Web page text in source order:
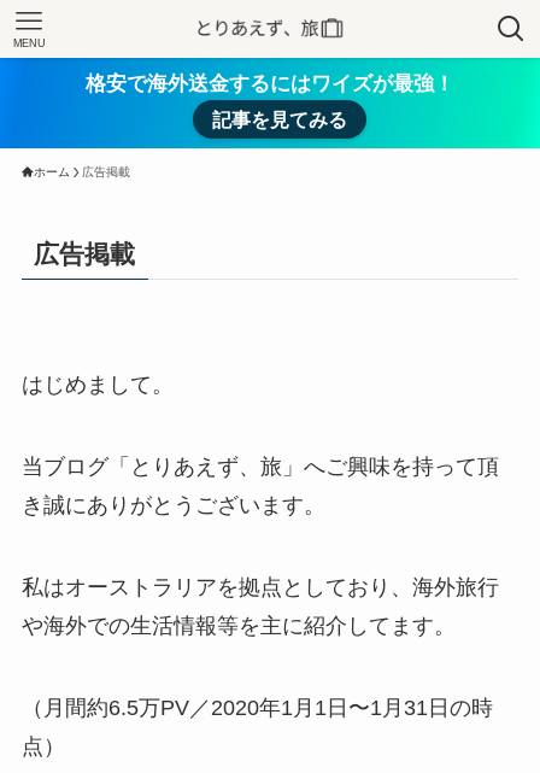
MENU
格安で海外送金するにはワイズが最強！
記事を見てみる
ホーム 広告掲載
広告掲載
はじめまして。
当ブログ「とりあえず、旅」へご興味を持って頂
き誠にありがとうございます。
私はオーストラリアを拠点としており、海外旅行
や海外での生活情報等を主に紹介してます。
（月間約6.5万PV／2020年1月1日〜1月31日の時
点）